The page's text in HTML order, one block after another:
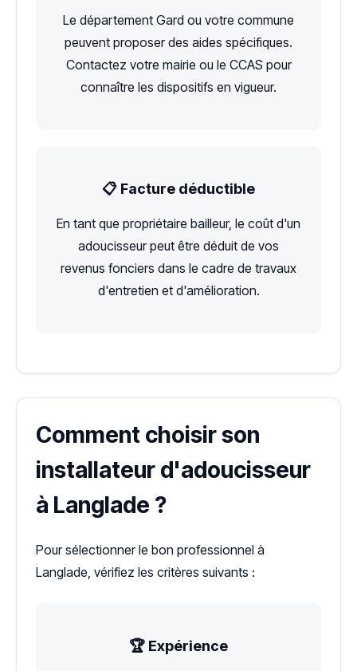
Le département Gard ou votre commune
peuvent proposer des aides spécifiques.
Contactez votre mairie ou le CCAS pour
connaître les dispositifs en vigueur.
📋 Facture déductible
En tant que propriétaire bailleur, le coût d'un
adoucisseur peut être déduit de vos
revenus fonciers dans le cadre de travaux
d'entretien et d'amélioration.
Comment choisir son
installateur d'adoucisseur
à Langlade ?
Pour sélectionner le bon professionnel à
Langlade, vérifiez les critères suivants :
🏆 Expérience